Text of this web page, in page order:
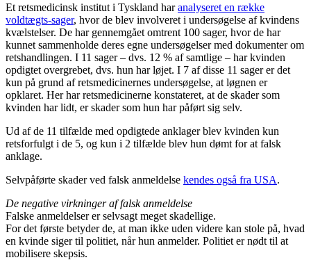
Et retsmedicinsk institut i Tyskland haranalyseret en række
voldtægts-sager, hvor de blev involveret i undersøgelse af kvindens
kvælstelser. De har gennemgået omtrent 100 sager, hvor de har
kunnet sammenholde deres egne undersøgelser med dokumenter om
retshandlingen. I 11 sager – dvs. 12 % af samtlige – har kvinden
opdigtet overgrebet, dvs. hun har løjet. I 7 af disse 11 sager er det
kun på grund af retsmedicinernes undersøgelse, at løgnen er
opklaret. Her har retsmedicinerne konstateret, at de skader som
kvinden har lidt, er skader som hun har påført sig selv.
Ud af de 11 tilfælde med opdigtede anklager blev kvinden kun
retsforfulgt i de 5, og kun i 2 tilfælde blev hun dømt for at falsk
anklage.
Selvpåførte skader ved falsk anmeldelse kendes også fra USA.
De negative virkninger af falsk anmeldelse
Falske anmeldelser er selvsagt meget skadellige.
For det første betyder de, at man ikke uden videre kan stole på, hvad
en kvinde siger til politiet, når hun anmelder. Politiet er nødt til at
mobilisere skepsis.